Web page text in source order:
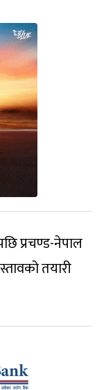
प्रचण्ड-नेपाल
तयारी